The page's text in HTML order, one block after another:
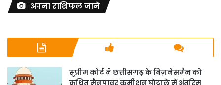
अपना राशिफल जाने
सुप्रीम कोर्ट ने छत्तीसगढ़ के बिज़नेसमैन को
कथित मैनपावर कमीशन घोटाले में अंतरिम